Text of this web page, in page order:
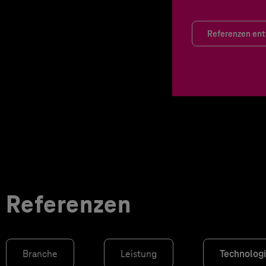
Referenzen
Referenzen
Branche Leistung